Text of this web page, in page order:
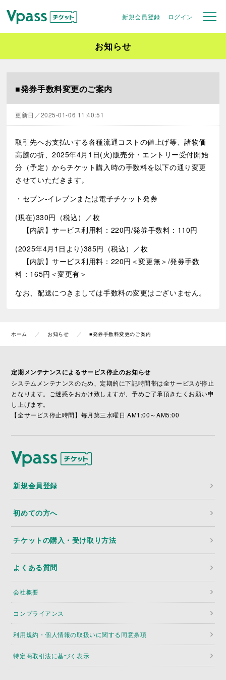
新規会員登録 ログイン
お知らせ
■発券手数料変更のご案内
更新日／2025-01-06 11:40:51
取引先へお支払いする各種流通コストの値上げ等、諸物価
高騰の折、2025年4月1日(火)販売分・エントリー受付開始
分（予定）からチケット購入時の手数料を以下の通り変更
させていただきます。
・セブン-イレブンまたは電子チケット発券
(現在)330円（税込）／枚
【内訳】サービス利用料：220円/発券手数料：110円
(2025年4月1日より)385円（税込）／枚
【内訳】サービス利用料：220円＜変更無＞/発券手数
料：165円＜変更有＞
なお、配送につきましては手数料の変更はございません。
ホーム お知らせ ■発券手数料変更のご案内
定期メンテナンスによるサービス停止のお知らせ
システムメンテナンスのため、定期的に下記時間帯は全サービスが停止
となります。ご迷惑をおかけ致しますが、予めご了承頂きたくお願い申
し上げます。
【全サービス停止時間】毎月第三水曜日 AM1:00～AM5:00
新規会員登録
初めての方へ
チケットの購入・受け取り方法
よくある質問
会社概要
コンプライアンス
利用規約・個人情報の取扱いに関する同意条項
特定商取引法に基づく表示